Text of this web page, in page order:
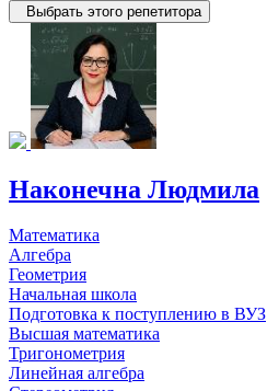
Выбрать этого репетитора
Наконечна Людмила
Математика
Алгебра
Геометрия
Начальная школа
Подготовка к поступлению в ВУЗ
Высшая математика
Тригонометрия
Линейная алгебра